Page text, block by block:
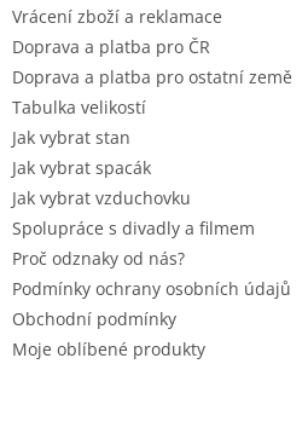
Vrácení zboží a reklamace
Doprava a platba pro ČR
Doprava a platba pro ostatní země
Tabulka velikostí
Jak vybrat stan
Jak vybrat spacák
Jak vybrat vzduchovku
Spolupráce s divadly a filmem
Proč odznaky od nás?
Podmínky ochrany osobních údajů
Obchodní podmínky
Moje oblíbené produkty